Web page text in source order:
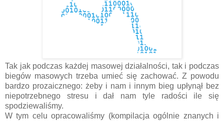
Tak jak podczas każdej masowej działalności, tak i podczas
biegów masowych trzeba umieć się zachować. Z powodu
bardzo prozaicznego: żeby i nam i innym bieg upłynął bez
niepotrzebnego stresu i dał nam tyle radości ile się
spodziewaliśmy.
W tym celu opracowaliśmy (kompilacja ogólnie znanych i